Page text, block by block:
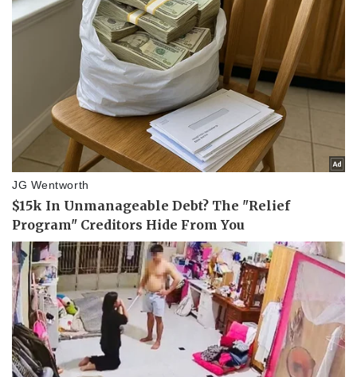
Pháp luật
Vụ án
Tư vấn luật
Quân sự - Quốc phòng
Vũ khí
Phân tích